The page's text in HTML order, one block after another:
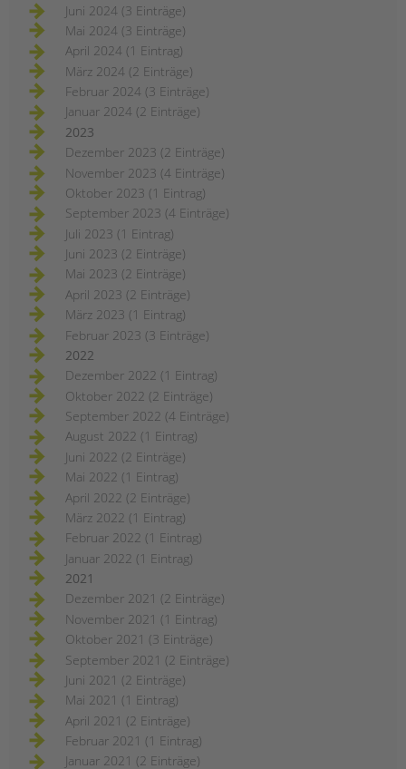
Juni 2024 (3 Einträge)
Mai 2024 (3 Einträge)
April 2024 (1 Eintrag)
März 2024 (2 Einträge)
Februar 2024 (3 Einträge)
Januar 2024 (2 Einträge)
2023
Dezember 2023 (2 Einträge)
November 2023 (4 Einträge)
Oktober 2023 (1 Eintrag)
September 2023 (4 Einträge)
Juli 2023 (1 Eintrag)
Juni 2023 (2 Einträge)
Mai 2023 (2 Einträge)
April 2023 (2 Einträge)
März 2023 (1 Eintrag)
Februar 2023 (3 Einträge)
2022
Dezember 2022 (1 Eintrag)
Oktober 2022 (2 Einträge)
September 2022 (4 Einträge)
August 2022 (1 Eintrag)
Juni 2022 (2 Einträge)
Mai 2022 (1 Eintrag)
April 2022 (2 Einträge)
März 2022 (1 Eintrag)
Februar 2022 (1 Eintrag)
Januar 2022 (1 Eintrag)
2021
Dezember 2021 (2 Einträge)
November 2021 (1 Eintrag)
Oktober 2021 (3 Einträge)
September 2021 (2 Einträge)
Juni 2021 (2 Einträge)
Mai 2021 (1 Eintrag)
April 2021 (2 Einträge)
Februar 2021 (1 Eintrag)
Januar 2021 (2 Einträge)